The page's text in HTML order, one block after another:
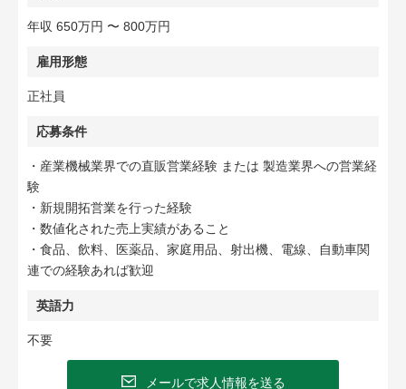
年収 650万円 〜 800万円
雇用形態
正社員
応募条件
・産業機械業界での直販営業経験 または 製造業界への営業経
験
・新規開拓営業を行った経験
・数値化された売上実績があること
・食品、飲料、医薬品、家庭用品、射出機、電線、自動車関
連での経験あれば歓迎
英語力
不要
メールで求人情報を送る